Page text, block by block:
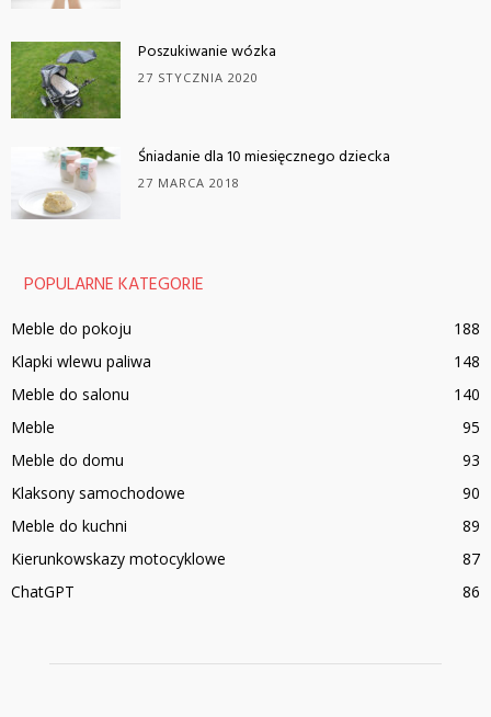
Poszukiwanie wózka
27 STYCZNIA 2020
Śniadanie dla 10 miesięcznego dziecka
27 MARCA 2018
POPULARNE KATEGORIE
Meble do pokoju
188
Klapki wlewu paliwa
148
Meble do salonu
140
Meble
95
Meble do domu
93
Klaksony samochodowe
90
Meble do kuchni
89
Kierunkowskazy motocyklowe
87
ChatGPT
86